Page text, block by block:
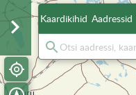
Kaardikihid Aadressid